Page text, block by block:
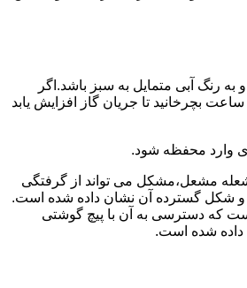
حد خود باشد،دوره مشعل باید آبی بسوزد و داخل آن یعنی در قسمت وسط مشعل ارتفاع شعله باید در حدود ۲۰ میلیمتر و به رنگ آبی متمایل به سبز باشد.اگر
بچرخانید تا جریان گاز افزایش یابد
وارد محفظه شود.
مشعل،مشکل می تواند از گرفتگی
و شکل گسترده آن نشان داده شده است.
که دسترسی به آن با پیچ گوشتی
داده شده است.